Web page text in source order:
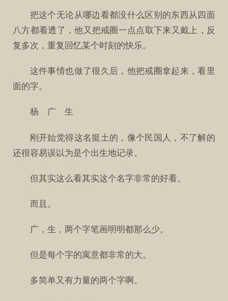
把这个无论从哪边看都没什么区别的东西从四面
八方都看透了，他又把戒圈一点点取下来又戴上，反
复多次，重复回忆某个时刻的快乐。
这件事情也做了很久后，他把戒圈拿起来，看里
面的字。
杨 广 生
刚开始觉得这名挺土的，像个民国人，不了解的
还很容易误以为是个出生地记录。
但其实这么看其实这个名字非常的好看。
而且。
广，生，两个字笔画明明都那么少。
但是每个字的寓意都非常的大。
多简单又有力量的两个字啊。